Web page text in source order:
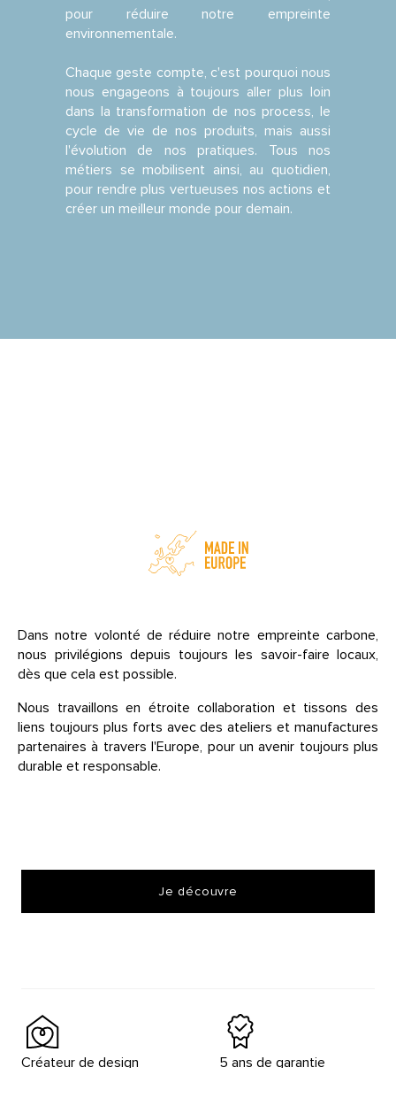
pour réduire notre empreinte
environnementale.
Chaque geste compte, c'est pourquoi nous
nous engageons à toujours aller plus loin
dans la transformation de nos process, le
cycle de vie de nos produits, mais aussi
l'évolution de nos pratiques. Tous nos
métiers se mobilisent ainsi, au quotidien,
pour rendre plus vertueuses nos actions et
créer un meilleur monde pour demain.
Dans notre volonté de réduire notre empreinte carbone,
nous privilégions depuis toujours les savoir-faire locaux,
dès que cela est possible.
Nous travaillons en étroite collaboration et tissons des
liens toujours plus forts avec des ateliers et manufactures
partenaires à travers l'Europe, pour un avenir toujours plus
durable et responsable.
Je découvre
Créateur de design
5 ans de garantie